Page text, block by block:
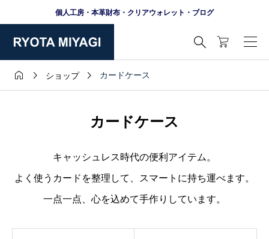
個人工房・本革財布・クリアウォレット・ブログ

  ショップ  カードケース
カードケース
キャッシュレス時代の便利アイテム。
よく使うカードを整理して、スマートに持ち運べます。
一点一点、心を込めて手作りしています。